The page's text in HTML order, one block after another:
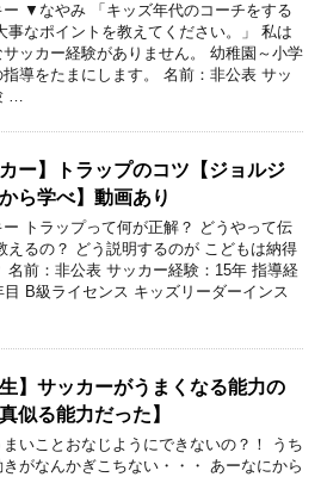
ー ▼なやみ 「キッズ年代のコーチをする
事なポイントを教えてください。」 私は
ッカー経験がありません。 幼稚園～小学
指導をたまにします。 名前：非公表 サッ
…
カー】トラップのコツ【ジョルジ
ら学べ】動画あり
トラップって何が正解？ どうやって伝
えるの？ どう説明するのが こどもは納得
名前：非公表 サッカー経験：15年 指導経
目 B級ライセンス キッズリーダーインス
生】サッカーがうまくなる能力の
似る能力だった】
まいことおなじようにできないの？！ うち
がなんかぎこちない・・・ あーなにから